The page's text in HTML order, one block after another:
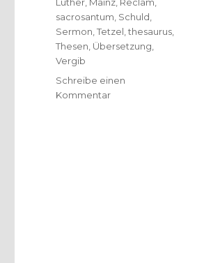
sacrosantum Schuld
Sermon ,Tetzel ,thesaurus
Thesen Übersetzung
Vergib
Schreibe einen
Kommentarzu